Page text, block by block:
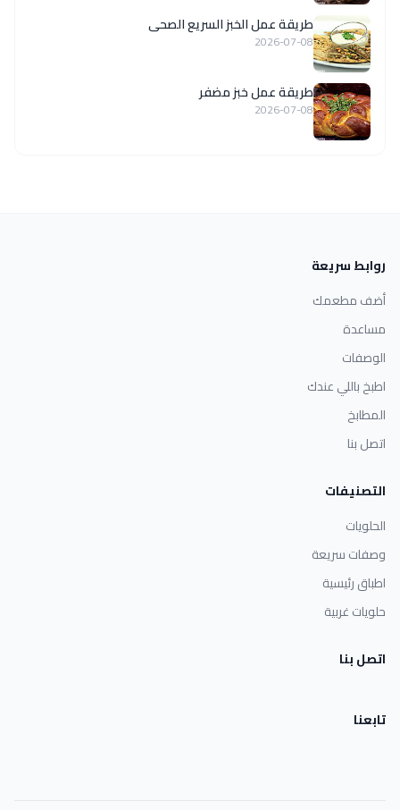
طريقة عمل الخبز السريع الصحى
2026-07-08
طريقة عمل خبز مضفر
2026-07-08
روابط سريعة
أضف مطعمك
مساعدة
الوصفات
اطبخ باللي عندك
المطابخ
اتصل بنا
التصنيفات
الحلويات
وصفات سريعة
اطباق رئيسية
حلويات غربية
اتصل بنا
تابعنا